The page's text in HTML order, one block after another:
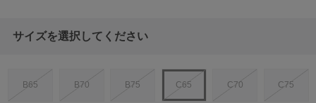
サイズを選択してください
B65 B70 B75 C65 C70 C75